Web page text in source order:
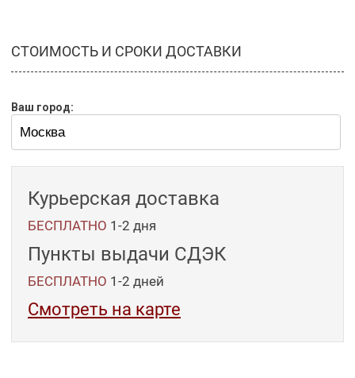
СТОИМОСТЬ И СРОКИ ДОСТАВКИ
Ваш город:
Курьерская доставка
БЕСПЛАТНО 1-2 дня
Пункты выдачи СДЭК
БЕСПЛАТНО 1-2 дней
Смотреть на карте